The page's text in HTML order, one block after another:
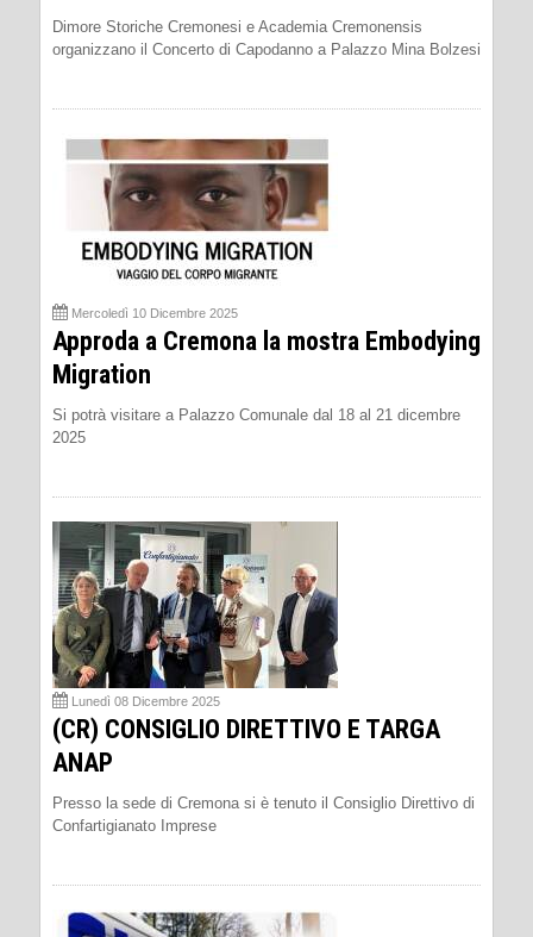
Dimore Storiche Cremonesi e Academia Cremonensis
organizzano il Concerto di Capodanno a Palazzo Mina Bolzesi
Mercoledì 10 Dicembre 2025
Approda a Cremona la mostra Embodying
Migration
Si potrà visitare a Palazzo Comunale dal 18 al 21 dicembre
2025
Lunedì 08 Dicembre 2025
(CR) CONSIGLIO DIRETTIVO E TARGA
ANAP
Presso la sede di Cremona si è tenuto il Consiglio Direttivo di
Confartigianato Imprese